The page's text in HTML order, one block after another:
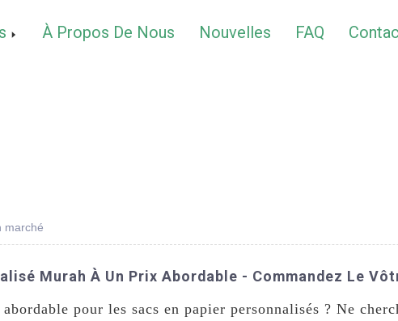
À Propos De Nous Nouvelles FAQ
marché
Murah À Un Prix Abordable - Commandez Le
pour les sacs en papier personnalisés ? Ne